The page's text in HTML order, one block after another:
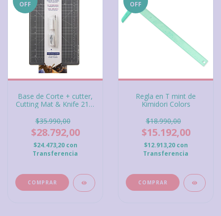
OFF
Base de Corte + cutter,
Cutting Mat & Knife 21,5
$35.990,00
$28.792,00
$24.473,20 con
Transferencia
OFF
Regla en T mint de
Kimidori Colors
$18.990,00
$15.192,00
$12.913,20 con
Transferencia